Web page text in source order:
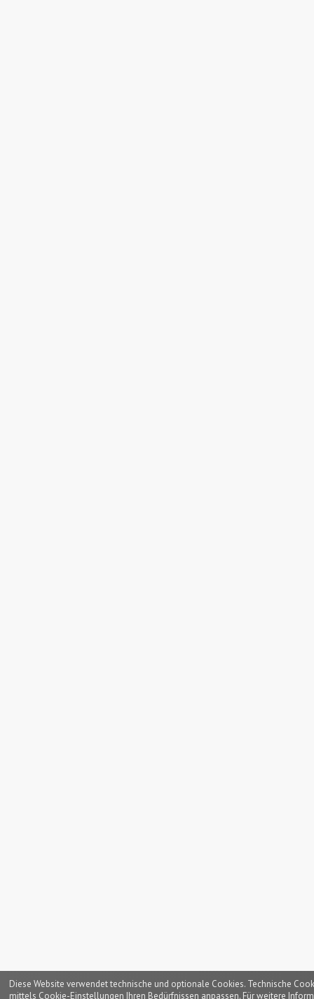
Diese Website verwendet technische und optionale Cookies. Technische
mittels Cookie-Einstellungen Ihren Bedürfnissen anpassen. Für weitere